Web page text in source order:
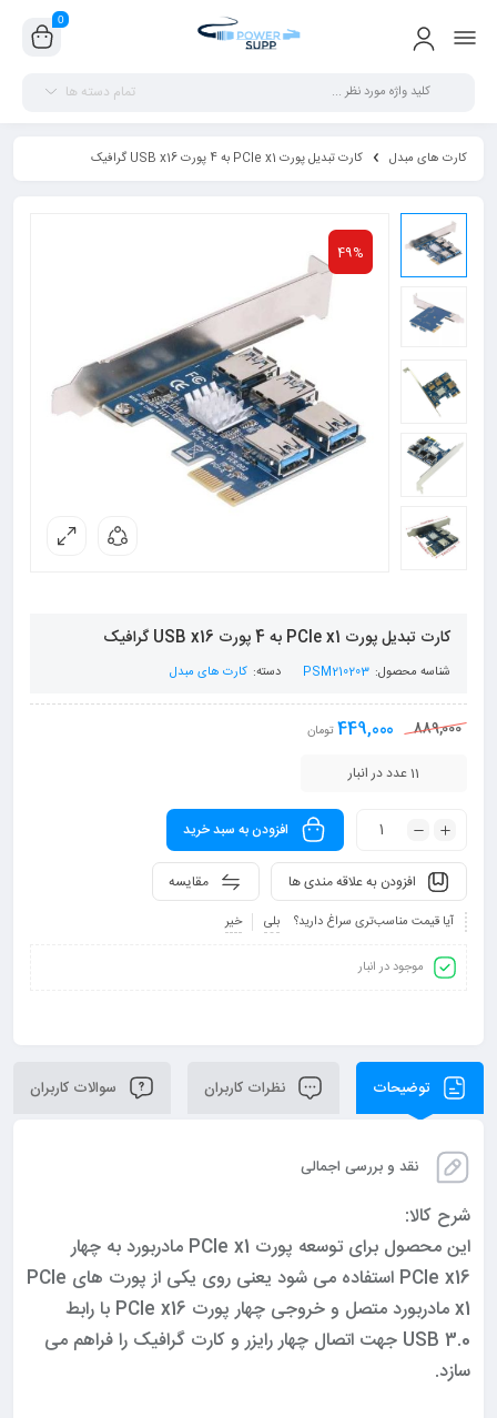
0
تمام دسته ها
کارت های مبدل کارت تبدیل پورت PCIe x1 به 4 پورت USB x16 گرافیک
49%
کارت تبدیل پورت PCIe x1 به 4 پورت USB x16 گرافیک
شناسه محصول: PSM210203 دسته: کارت های مبدل
889,000
449,000 تومان
11 عدد در انبار
افزودن به سبد خرید
مقایسه افزودن به علاقه مندی ها
آیا قیمت مناسب‌تری سراغ دارید؟ بلی خیر
موجود در انبار
توضیحات نظرات کاربران سوالات کاربران
نقد و بررسی اجمالی
شرح کالا:
این محصول برای توسعه پورت PCIe x1 مادربورد به چهار
PCIe x16 استفاده می شود یعنی روی یکی از پورت های PCIe
x1 مادربورد متصل و خروجی چهار پورت PCIe x16 با رابط
USB 3.0 جهت اتصال چهار رایزر و کارت گرافیک را فراهم می
سازد.